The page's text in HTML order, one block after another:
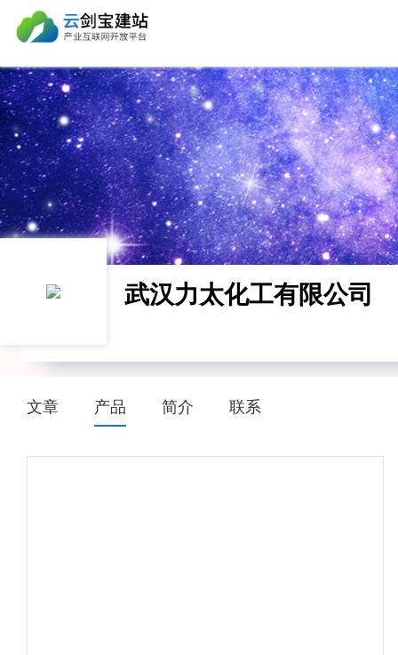
武汉力太化工有限公司
文章 产品 简介 联系